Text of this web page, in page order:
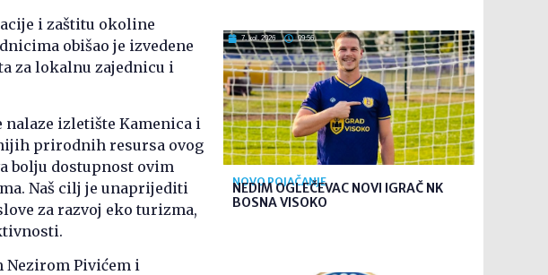
i zaštitu okoline
obišao je izvedene
za lokalnu zajednicu i
nalaze izletište Kamenica i
prirodnih resursa ovog
bolju dostupnost ovim
Naš cilj je unaprijediti
za razvoj eko turizma,
Nezirom Pivićem i
7. kol. 2026 09:56
NOVO POJAČANJE
NEDIM OGLEČEVAC NOVI IGRAČ NK
BOSNA VISOKO